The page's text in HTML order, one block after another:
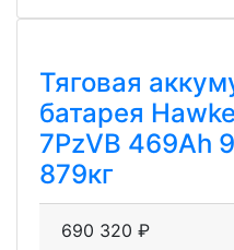
Тяговая
батарея
7PzVB 469Ah
879кг
690 320 ₽